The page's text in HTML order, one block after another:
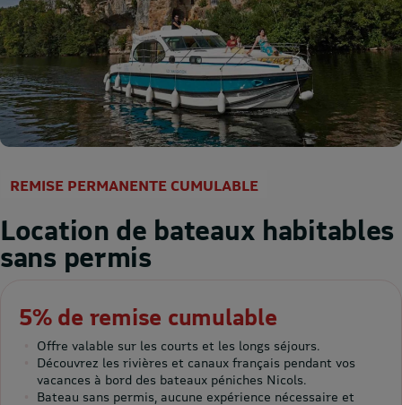
REMISE PERMANENTE CUMULABLE
Location de bateaux habitables
sans permis
5% de remise cumulable
Offre valable sur les courts et les longs séjours.
Découvrez les rivières et canaux français pendant vos
vacances à bord des bateaux péniches Nicols.
Bateau sans permis, aucune expérience nécessaire et